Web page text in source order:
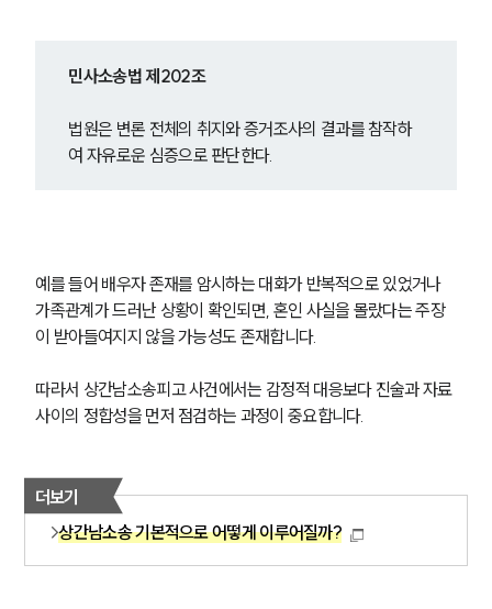
민사소송법 제202조
법원은 변론 전체의 취지와 증거조사의 결과를 참작하
여 자유로운 심증으로 판단한다.
예를 들어 배우자 존재를 암시하는 대화가 반복적으로 있었거나
가족관계가 드러난 상황이 확인되면, 혼인 사실을 몰랐다는 주장
이 받아들여지지 않을 가능성도 존재합니다.
따라서 상간남소송피고 사건에서는 감정적 대응보다 진술과 자료
사이의 정합성을 먼저 점검하는 과정이 중요합니다.
더보기
상간남소송 기본적으로 어떻게 이루어질까?